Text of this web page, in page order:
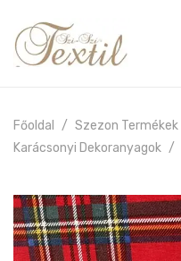
Főoldal Szezon Termékek
Karácsonyi Dekoranyagok